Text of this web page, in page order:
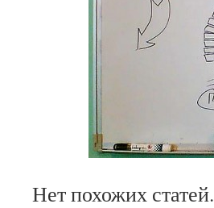
Нет похожих статей.